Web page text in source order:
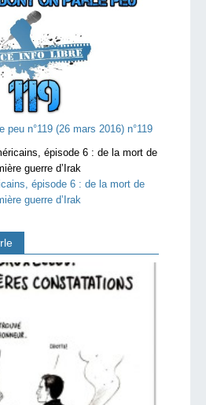
peu n°119 (26 mars 2016) n°119
épisode 6 : de la mort de
guerre d’Irak